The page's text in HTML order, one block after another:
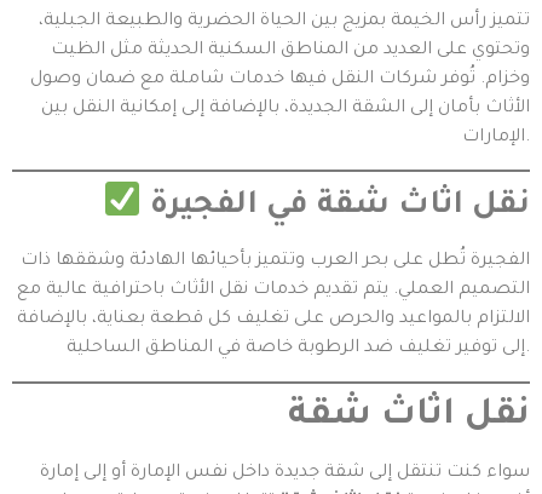
تتميز رأس الخيمة بمزيج بين الحياة الحضرية والطبيعة الجبلية،
وتحتوي على العديد من المناطق السكنية الحديثة مثل الظيت
وخزام. تُوفر شركات النقل فيها خدمات شاملة مع ضمان وصول
الأثاث بأمان إلى الشقة الجديدة، بالإضافة إلى إمكانية النقل بين
الإمارات.
نقل اثاث شقة في الفجيرة
الفجيرة تُطل على بحر العرب وتتميز بأحيائها الهادئة وشققها ذات
التصميم العملي. يتم تقديم خدمات نقل الأثاث باحترافية عالية مع
الالتزام بالمواعيد والحرص على تغليف كل قطعة بعناية، بالإضافة
إلى توفير تغليف ضد الرطوبة خاصة في المناطق الساحلية.
نقل اثاث شقة
سواء كنت تنتقل إلى شقة جديدة داخل نفس الإمارة أو إلى إمارة